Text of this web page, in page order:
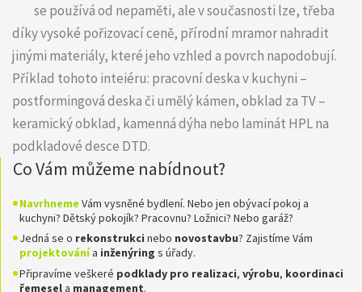
se používá od nepaměti, ale v současnosti lze, třeba
díky vysoké pořizovací ceně, přírodní mramor nahradit
jinými materiály, které jeho vzhled a povrch napodobují.
Příklad tohoto inteiéru: pracovní deska v kuchyni –
postformingová deska či umělý kámen, obklad za TV –
keramický obklad, kamenná dýha nebo laminát HPL na
podkladové desce DTD.
Co Vám můžeme nabídnout?
Navrhneme Vám vysněné bydlení. Nebo jen obývací pokoj a
kuchyni? Dětský pokojík? Pracovnu? Ložnici? Nebo garáž?
Jedná se o rekonstrukci nebo novostavbu? Zajistíme Vám
projektovánía inženýring s úřady.
Připravíme veškeré podklady pro realizaci, výrobu, koordinaci
řemesela management.